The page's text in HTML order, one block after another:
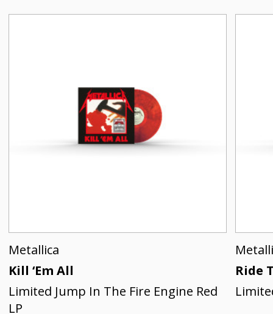
Metallica
Kill ‘Em All
Limited Jump In The Fire Engine Red
LP
Ride